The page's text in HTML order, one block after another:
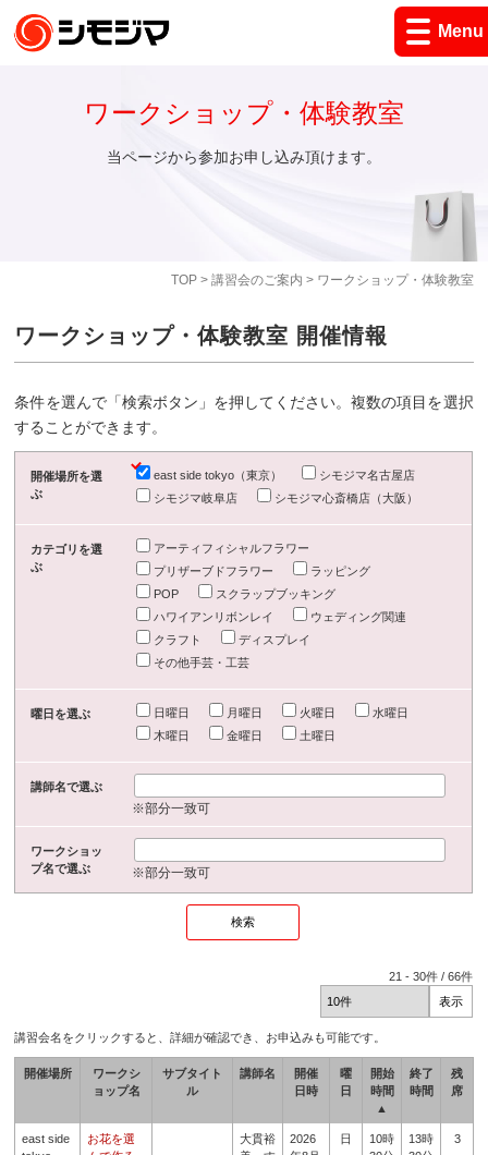
Menu
TOP> 講習会のご案内 > ワークショップ・体験教室
ワークショップ・体験教室
当ページから参加お申し込み頂けます。
ワークショップ・体験教室 開催情報
条件を選んで「検索ボタン」を押してください。複数の項目を選択
することができます。
開催場所を選
ぶ
east side tokyo（東京）
シモジマ名古屋店
シモジマ岐阜店
シモジマ心斎橋店（大阪）
カテゴリを選
ぶ
アーティフィシャルフラワー
プリザーブドフラワー
ラッピング
POP
スクラップブッキング
ハワイアンリボンレイ
ウェディング関連
クラフト
ディスプレイ
その他手芸・工芸
曜日を選ぶ 日曜日 月曜日 火曜日
水曜日
木曜日
金曜日 土曜日
講師名で選ぶ
※部分一致可
ワークショッ
プ名で選ぶ
※部分一致可
21 -30件 /66件
講習会名をクリックすると、詳細が確認でき、お申込みも可能です。
開催場所
ワークシ
ョップ名
サブタイト
ル
講師名
開催
日時
曜
日
開始
時間
▲
終了
時間
残
席
east side
お花を選
大貫裕
2026
日
10時
13時
3